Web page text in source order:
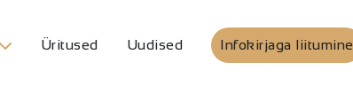
Üritused Uudised Infokirjaga liitumine